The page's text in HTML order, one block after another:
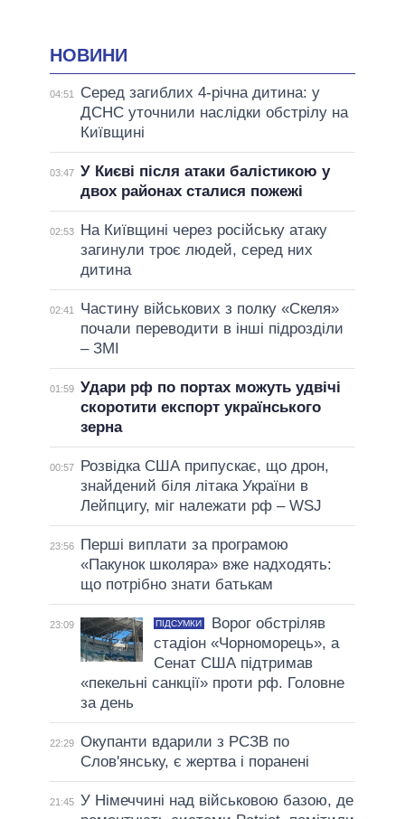
НОВИНИ
04:51
Серед загиблих 4-річна дитина: у
ДСНС уточнили наслідки обстрілу на
Київщині
03:47 У Києві після атаки балістикою у
двох районах сталися пожежі
02:53
На Київщині через російську атаку
загинули троє людей, серед них
дитина
02:41
Частину військових з полку «Скеля»
почали переводити в інші підрозділи
– ЗМІ
01:59 Удари рф по портах можуть удвічі
скоротити експорт українського
зерна
00:57
Розвідка США припускає, що дрон,
знайдений біля літака України в
Лейпцигу, міг належати рф – WSJ
23:56
Перші виплати за програмою
«Пакунок школяра» вже надходять:
що потрібно знати батькам
23:09 ПІДСУМКИ
Ворог обстріляв
стадіон «Чорноморець», а
Сенат США підтримав
«пекельні санкції» проти рф. Головне
за день
22:29 Окупанти вдарили з РСЗВ по
Слов'янську, є жертва і поранені
21:45 У Німеччині над військовою базою, де